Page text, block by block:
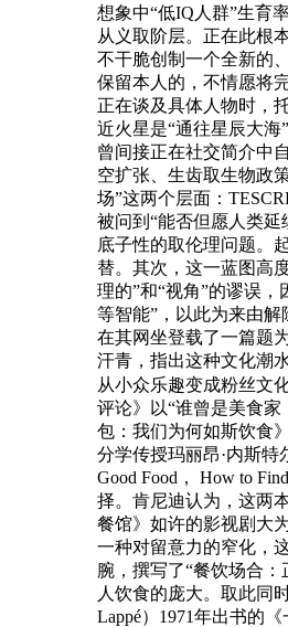
想象中“低IQ人群”生育
从义取阶层。正在此根
不干脆创制一个全新的
保留本人的，不情愿将
正在谈及具体人物时，
近火星是“通往星辰大
曾间接正在社交简介中
空扩张、生齿取生物政
场”这两个层面：
被问到“能否但愿人类
底子性的取伦理问题。
替。其次，这一蓝图高
理的”和“视角”的谬误
等智能”，以此为来由
在其网坐登载了一篇题
汗青，指出这种文化潮
从小众乐趣变成粉丝文
评论》以“谁曾是美食家
包：我们为何如斯饮食
分学传授玛丽昂·内斯特
Good Food， How to
择。肯尼迪认为，这两
餐馆》如许的影视剧大
一种对留意力的窄化，
腕，撰写了“餐饮场合
人饮食的庞大。取此同
Lappé）1971年出书的